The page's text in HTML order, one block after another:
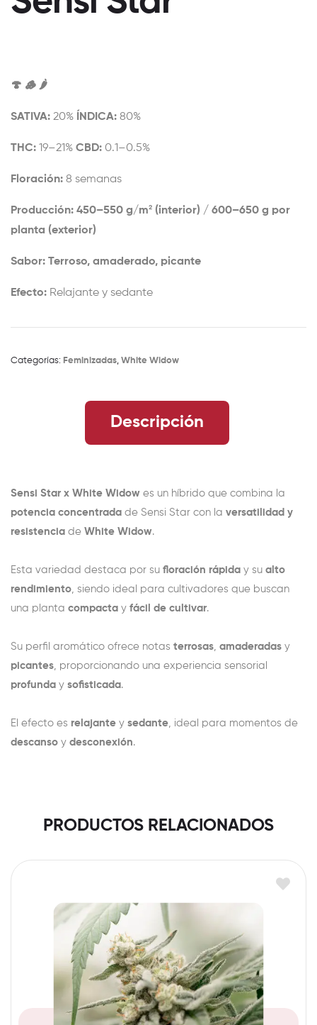
🍄 🪵 🌶️
SATIVA: 20% ÍNDICA: 80%
THC: 19–21% CBD: 0.1–0.5%
Floración: 8 semanas
Producción: 450–550 g/m² (interior) / 600–650 g por
planta (exterior)
Sabor: Terroso, amaderado, picante
Efecto: Relajante y sedante
Categorías: Feminizadas, White Widow
Descripción
Sensi Star x White Widow es un híbrido que combina la
potencia concentrada de Sensi Star con la versatilidad y
resistencia de White Widow.
Esta variedad destaca por su floración rápida y su alto
rendimiento , siendo ideal para cultivadores que buscan
una planta compacta y fácil de cultivar.
Su perfil aromático ofrece notas terrosas amaderadas y
picantes , proporcionando una experiencia sensorial
profunda y sofisticada.
El efecto es relajante y sedante , ideal para momentos de
descanso y desconexión.
PRODUCTOS RELACIONADOS